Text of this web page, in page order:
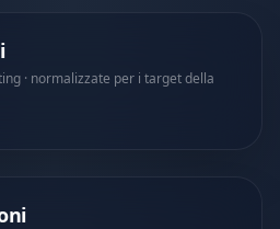
· normalizzate per i target della